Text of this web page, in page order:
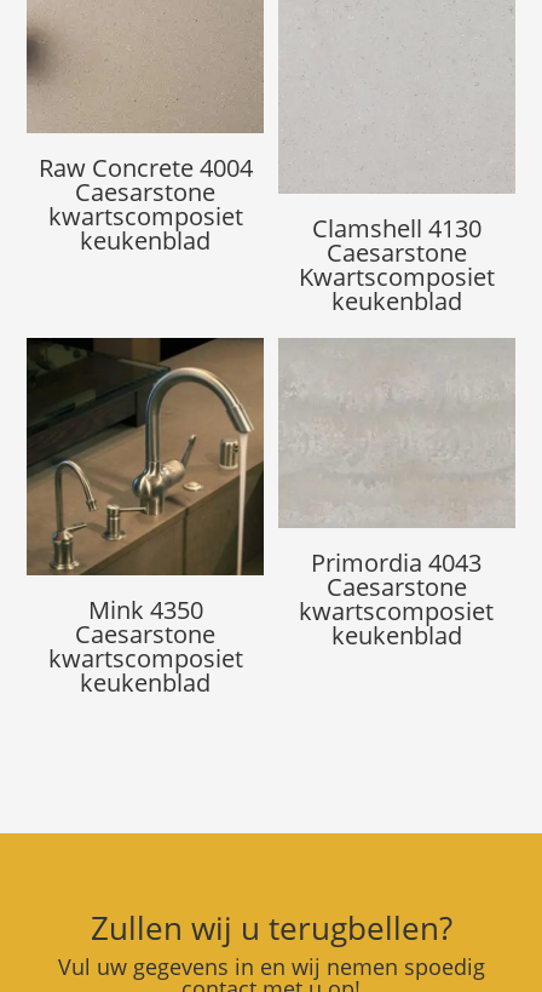
Raw Concrete 4004
Caesarstone
kwartscomposiet
keukenblad Clamshell 4130
Caesarstone
Kwartscomposiet
keukenblad
Mink 4350
Caesarstone
kwartscomposiet
keukenblad
Primordia 4043
Caesarstone
kwartscomposiet
keukenblad
Zullen wij u terugbellen?
Vul uw gegevens in en wij nemen spoedig